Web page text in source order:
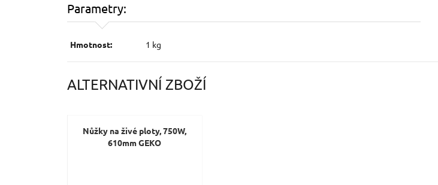
Parametry:
Hmotnost: 1 kg
ALTERNATIVNÍ ZBOŽÍ
Nůžky na živé ploty, 750W,
610mm GEKO